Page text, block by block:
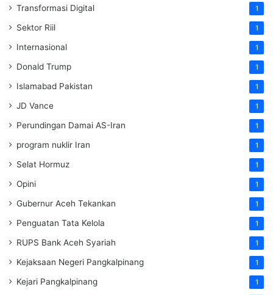
Transformasi Digital 1
Sektor Riil 1
Internasional 1
Donald Trump 1
Islamabad Pakistan 1
JD Vance 1
Perundingan Damai AS-Iran 1
program nuklir Iran 1
Selat Hormuz 1
Opini 1
Gubernur Aceh Tekankan 1
Penguatan Tata Kelola 1
RUPS Bank Aceh Syariah 1
Kejaksaan Negeri Pangkalpinang 1
Kejari Pangkalpinang 1